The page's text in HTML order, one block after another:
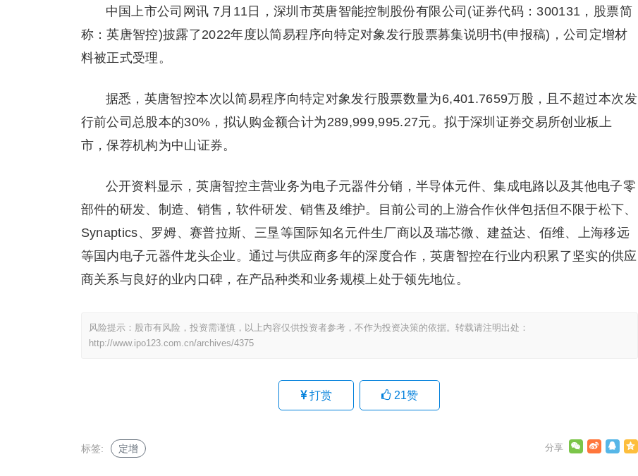
中国上市公司网讯 7月11日，深圳市英唐智能控制股份有限公司(证券代码：300131，股票简
称：英唐智控)披露了2022年度以简易程序向特定对象发行股票募集说明书(申报稿)，公司定增材
料被正式受理。
据悉，英唐智控本次以简易程序向特定对象发行股票数量为6,401.7659万股，且不超过本次发
行前公司总股本的30%，拟认购金额合计为289,999,995.27元。拟于深圳证券交易所创业板上
市，保荐机构为中山证券。
公开资料显示，英唐智控主营业务为电子元器件分销，半导体元件、集成电路以及其他电子零
部件的研发、制造、销售，软件研发、销售及维护。目前公司的上游合作伙伴包括但不限于松下、
Synaptics、罗姆、赛普拉斯、三垦等国际知名元件生厂商以及瑞芯微、建益达、佰维、上海移远
等国内电子元器件龙头企业。通过与供应商多年的深度合作，英唐智控在行业内积累了坚实的供应
商关系与良好的业内口碑，在产品种类和业务规模上处于领先地位。
风险提示：股市有风险，投资需谨慎，以上内容仅供投资者参考，不作为投资决策的依据。转载请注明出处：
http://www.ipo123.com.cn/archives/4375
打赏 21赞
标签: 定增